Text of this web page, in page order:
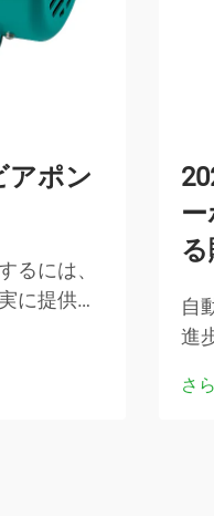
アポン
るには、
に提供で
はサーブ
自
進
ム
さ